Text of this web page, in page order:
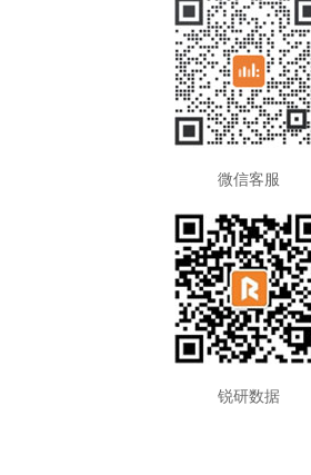
微信客服
锐研数据